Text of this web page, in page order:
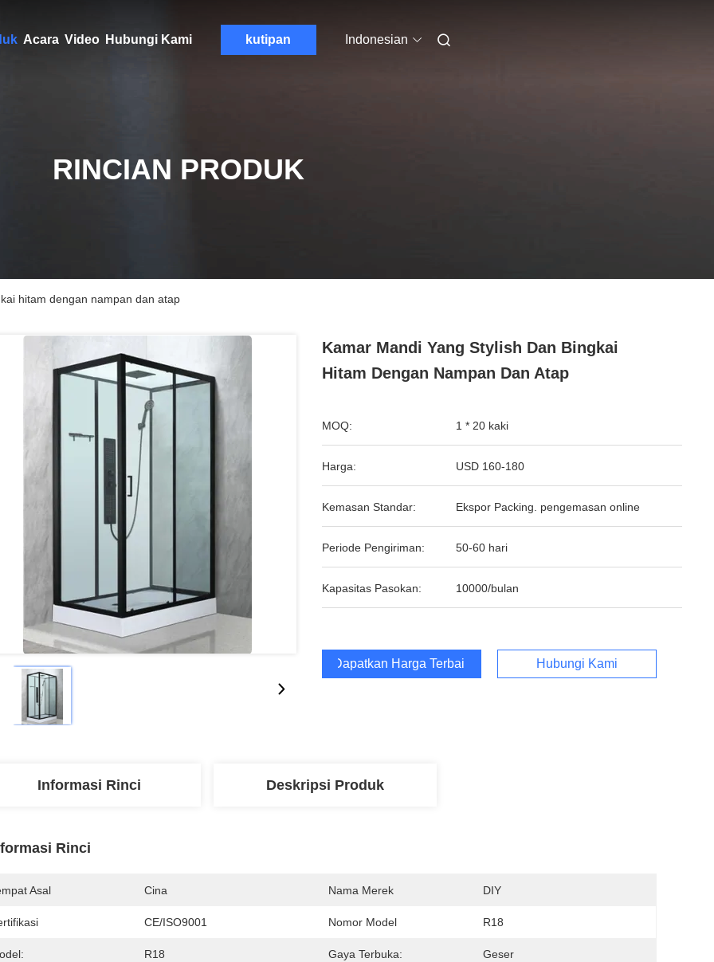
Acara Video Hubungi Kami kutipan Indonesian
RINCIAN PRODUK
hitam dengan nampan dan atap
Kamar Mandi Yang Stylish Dan Bingkai
Hitam Dengan Nampan Dan Atap
MOQ: 1 * 20 kaki
Harga: USD 160-180
Kemasan Standar: Ekspor Packing. pengemasan online
Periode Pengiriman: 50-60 hari
Kapasitas Pasokan: 10000/bulan
Dapatkan Harga Terbaik Hubungi Kami
Informasi Rinci Deskripsi Produk
Rinci
Asal Cina Nama Merek DIY
CE/ISO9001 Nomor Model R18
R18 Gaya Terbuka: Geser